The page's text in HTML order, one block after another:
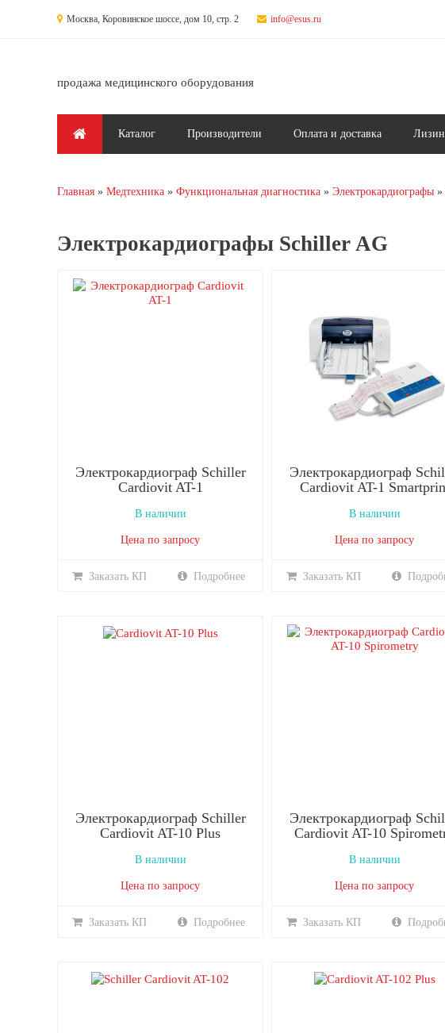
Москва, Коровинское шоссе, дом 10, стр. 2 info@esus.ru
продажа медицинского оборудования
Главное менюКаталог Производители Оплата и доставка
Вы здесь
Главная Медтехника Функциональная диагностика Электрокардиографы
Электрокардиографы Schiller AG
Электрокардиограф Schiller
Cardiovit AT-1
В наличии
Цена по запросу
Заказать КП Подробнее
Электрокардиограф
Cardiovit AT-1
В наличии
Цена по запросу
Заказать КП
Электрокардиограф Schiller
Cardiovit AT-10 Plus
В наличии
Цена по запросу
Заказать КП Подробнее
Электрокардиограф
Cardiovit AT-10
В наличии
Цена по запросу
Заказать КП